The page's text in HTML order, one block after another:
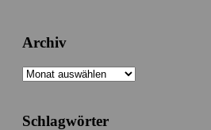
Archiv
Archiv
Schlagwörter